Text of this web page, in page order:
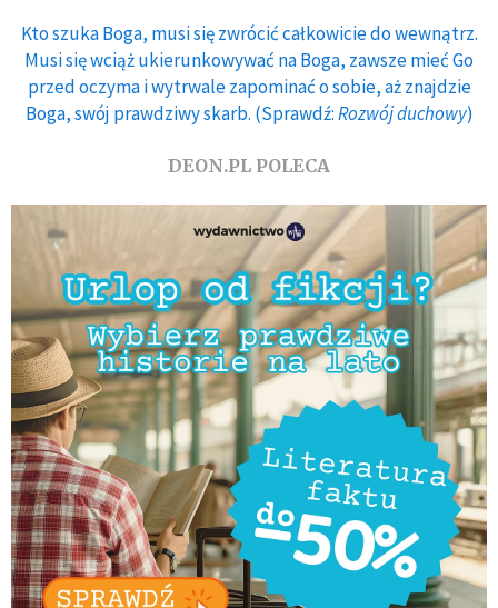
Kto szuka Boga, musi się zwrócić całkowicie do wewnątrz.
Musi się wciąż ukierunkowywać na Boga, zawsze mieć Go
przed oczyma i wytrwale zapominać o sobie, aż znajdzie
Boga, swój prawdziwy skarb. (Sprawdź:Rozwój duchowy)
DEON.PL POLECA